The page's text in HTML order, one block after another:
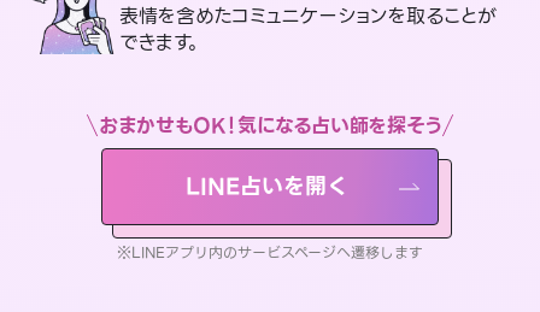
表情を含めたコミュニケーションを取ることが
できます。
おまかせもOK！気になる占い師を探そう
LINE占いを開く
※LINEアプリ内のサービスページへ遷移します